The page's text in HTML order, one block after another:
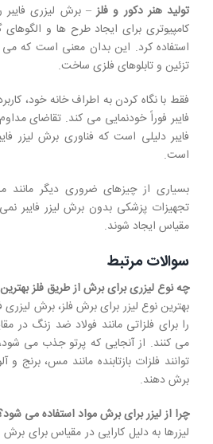
تولید هنر دکور و فلز– برش لیزری فایبر
کامپیوتری برای ایجاد طرح ها و
استفاده کرد. این بدان معنی است که
تزئین و تابلوهای فلزی ساخت.
فقط با نگاه کردن به اطراف خانه خود،
فایبر فوراً خودنمایی می کند. تقاضای
فایبر دلیلی است که فناوری برش لیزر
است.
بسیاری از چیزهای ضروری دیگر
تجهیزات پزشکی بدون برش لیزر فایبر
مقیاس ایجاد شوند.
سوالات مرتبط
چه نوع لیزری برای برش از طریق فلز
بهترین نوع لیزر برای برش فلز، برش لیزری
می کنند. از آنجایی که پرتو جذب می
توانند فلزات بازتابنده مانند مس، برنج و
برش دهند.
چرا از لیزر برای برش مواد استفاده می
لیزرها به دلیل کارایی در مقیاس برای